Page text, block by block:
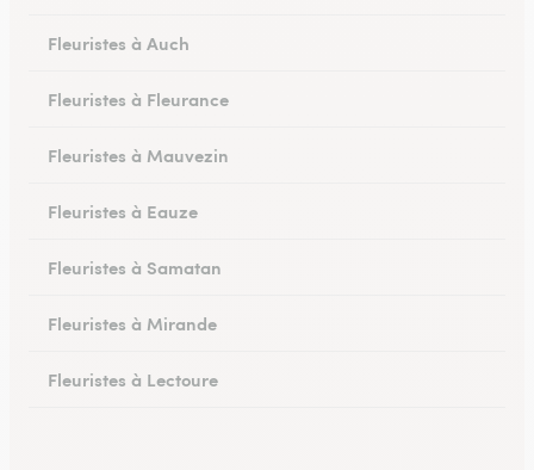
Fleuristes à Auch
Fleuristes à Fleurance
Fleuristes à Mauvezin
Fleuristes à Eauze
Fleuristes à Samatan
Fleuristes à Mirande
Fleuristes à Lectoure